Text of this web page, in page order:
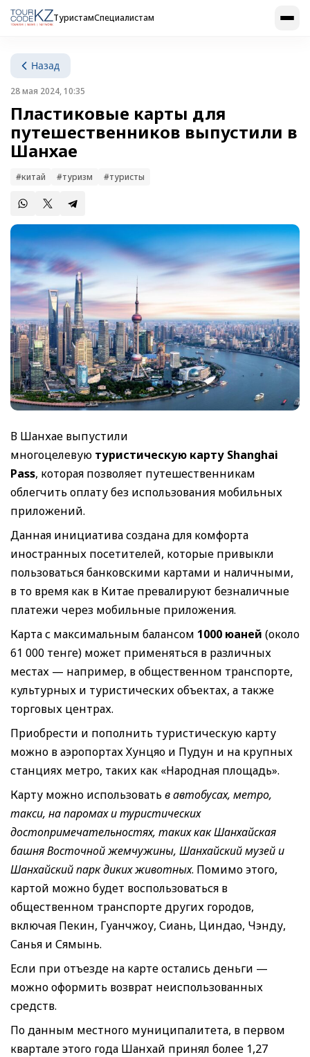
ТуристамСпециалистам
Назад
28 мая 2024, 10:35
Пластиковые карты для
путешественников выпустили в
Шанхае
#китай #туризм #туристы
В Шанхае выпустили
многоцелевую туристическую карту Shanghai
Pass, которая позволяет путешественникам
облегчить оплату без использования мобильных
приложений.
Данная инициатива создана для комфорта
иностранных посетителей, которые привыкли
пользоваться банковскими картами и наличными,
в то время как в Китае превалируют безналичные
платежи через мобильные приложения.
Карта с максимальным балансом 1000 юаней (около
61 000 тенге) может применяться в различных
местах — например, в общественном транспорте,
культурных и туристических объектах, а также
торговых центрах.
Приобрести и пополнить туристическую карту
можно в аэропортах Хунцяо и Пудун и на крупных
станциях метро, таких как «Народная площадь».
Карту можно использовать в автобусах, метро,
такси, на паромах и туристических
достопримечательностях, таких как Шанхайская
башня Восточной жемчужины, Шанхайский музей и
Шанхайский парк диких животных. Помимо этого,
картой можно будет воспользоваться в
общественном транспорте других городов,
включая Пекин, Гуанчжоу, Сиань, Циндао, Чэнду,
Санья и Сямынь.
Если при отъезде на карте остались деньги —
можно оформить возврат неиспользованных
средств.
По данным местного муниципалитета, в первом
квартале этого года Шанхай принял более 1,27